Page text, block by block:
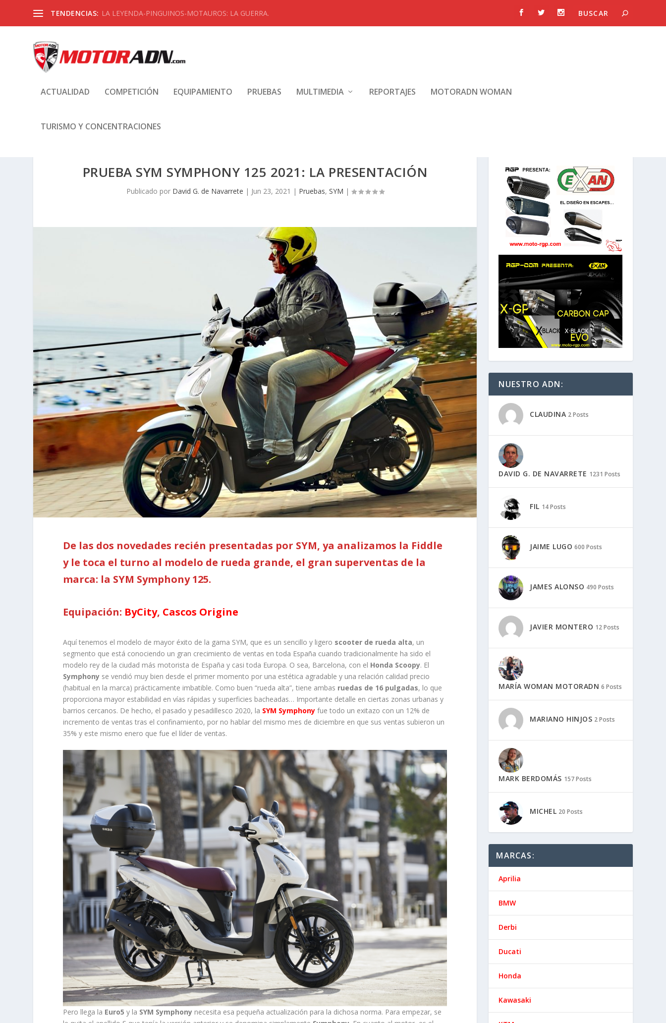
TENDENCIAS: LA LEYENDA-PINGUINOS-MOTAUROS: LA GUERRA.
ACTUALIDAD COMPETICIÓN EQUIPAMIENTO PRUEBAS MULTIMEDIA REPORTAJES MOTORADN WOMAN
TURISMO Y CONCENTRACIONES
PRUEBA SYM SYMPHONY 125 2021: LA PRESENTACIÓN
Publicado por David G. de Navarrete | Jun 23, 2021 | Pruebas, SYM |
De las dos novedades recién presentadas por SYM, ya analizamos la Fiddle
y le toca el turno al modelo de rueda grande, el gran superventas de la
marca: la SYM Symphony 125.
Equipación: ByCity, Cascos Origine
Aquí tenemos el modelo de mayor éxito de la gama SYM, que es un sencillo y ligero scooter de rueda alta, un
segmento que está conociendo un gran crecimiento de ventas en toda España cuando tradicionalmente ha sido el
modelo rey de la ciudad más motorista de España y casi toda Europa. O sea, Barcelona, con el Honda Scoopy. El
Symphony se vendió muy bien desde el primer momento por una estética agradable y una relación calidad precio
(habitual en la marca) prácticamente imbatible. Como buen “rueda alta”, tiene ambas ruedas de 16 pulgadas, lo que
proporciona mayor estabilidad en vías rápidas y superficies bacheadas… Importante detalle en ciertas zonas urbanas y
barrios cercanos. De hecho, el pasado y pesadillesco 2020, la SYM Symphony fue todo un exitazo con un 12% de
incremento de ventas tras el confinamiento, por no hablar del mismo mes de diciembre en que sus ventas subieron un
35% y este mismo enero que fue el líder de ventas.
Pero llega la Euro5 y la SYM Symphony necesita esa pequeña actualización para la dichosa norma. Para empezar, se
NUESTRO ADN:
CLAUDINA 2 Posts
DAVID G. DE NAVARRETE 1231 Posts
FIL 14 Posts
JAIME LUGO 600 Posts
JAMES ALONSO 490 Posts
JAVIER MONTERO 12 Posts
MARÍA WOMAN MOTORADN 6 Posts
MARIANO HINJOS 2 Posts
MARK BERDOMÁS 157 Posts
MICHEL 20 Posts
MARCAS:
Aprilia
BMW
Derbi
Ducati
Honda
Kawasaki